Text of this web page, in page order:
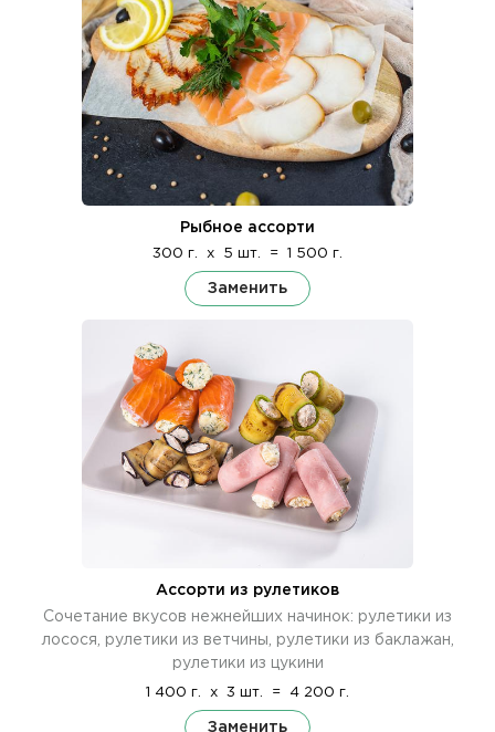
Рыбное ассорти
300 г. x 5 шт. = 1 500 г.
Заменить
Ассорти из рулетиков
Сочетание вкусов нежнейших начинок: рулетики из
лосося, рулетики из ветчины, рулетики из баклажан,
рулетики из цукини
1 400 г. x 3 шт. = 4 200 г.
Заменить